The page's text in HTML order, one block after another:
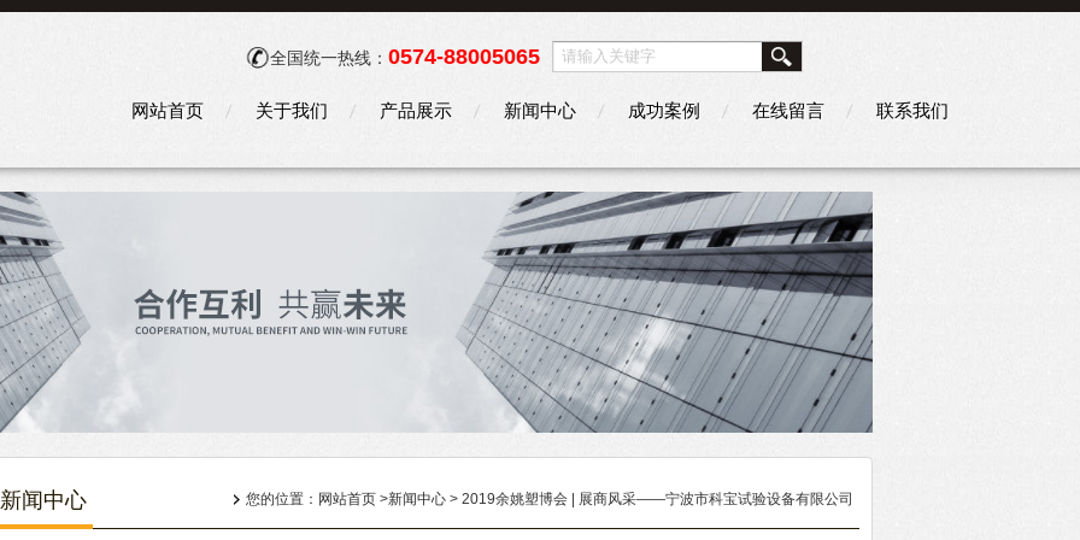
全国统一热线： 0574-88005065
网站首页 关于我们 产品展示 新闻中心 成功案例 在线留言 联系我们
新闻中心 您的位置： 网站首页 >新闻中心 > 2019余姚塑博会 | 展商风采——宁波市科宝试验设备有限公司